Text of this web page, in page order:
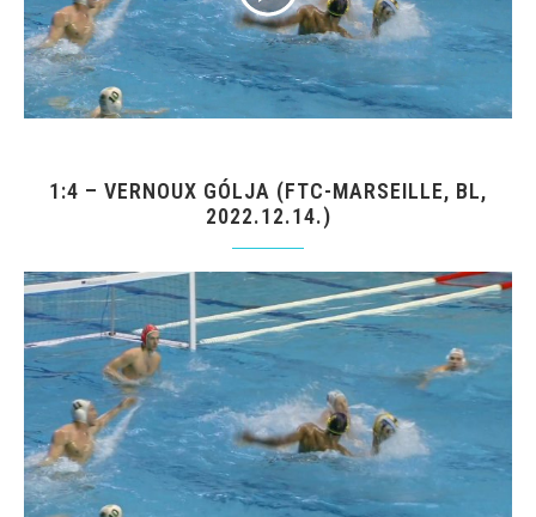
1:4 – VERNOUX GÓLJA (FTC-MARSEILLE, BL,
2022.12.14.)